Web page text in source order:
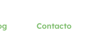
Contacto